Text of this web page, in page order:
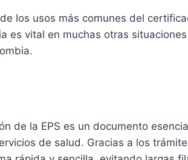
los usos más comunes del
es vital en muchas otras
de la EPS es un documento
de salud. Gracias a los